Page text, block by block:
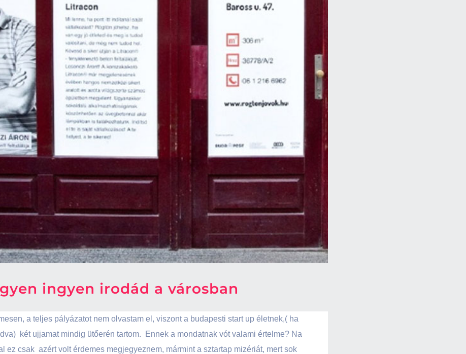
ingyen irodád a városban
a teljes pályázatot nem olvastam el, viszont a budapesti start up életnek,( ha
két ujjamat mindig ütőerén tartom. Ennek a mondatnak vót valami értelme? Na
ez csak azért volt érdemes megjegyeznem, mármint a sztartap mizériát, mert sok